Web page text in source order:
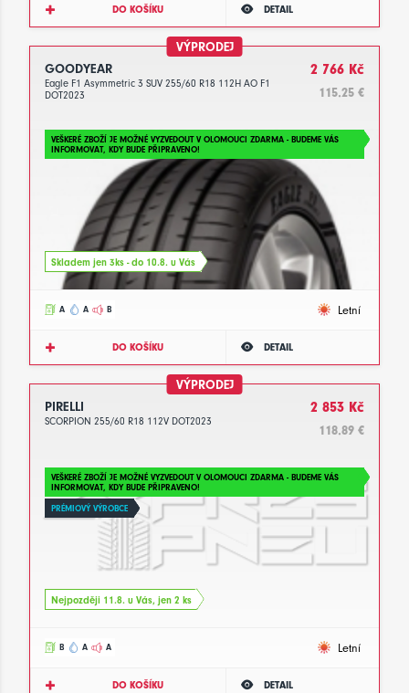
DO KOŠÍKU DETAIL
VÝPRODEJ
GOODYEAR
Eagle F1 Asymmetric 3 SUV 255/60 R18 112H AO F1
DOT2023
2 766 Kč
115.25 €
VEŠKERÉ ZBOŽÍ JE MOŽNÉ VYZVEDOUT V OLOMOUCI ZDARMA - BUDEME VÁS
INFORMOVAT, KDY BUDE PŘIPRAVENO!
Skladem jen 3ks - do 10.8. u Vás
A A B Letní
DO KOŠÍKU DETAIL
VÝPRODEJ
PIRELLI
SCORPION 255/60 R18 112V DOT2023
2 853 Kč
118.89 €
VEŠKERÉ ZBOŽÍ JE MOŽNÉ VYZVEDOUT V OLOMOUCI ZDARMA - BUDEME VÁS
INFORMOVAT, KDY BUDE PŘIPRAVENO!
PRÉMIOVÝ VÝROBCE
Nejpozději 11.8. u Vás, jen 2 ks
B A A Letní
DO KOŠÍKU DETAIL